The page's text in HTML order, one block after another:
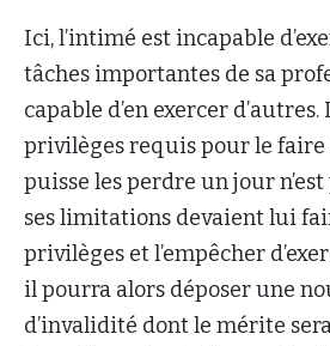
Ici, l’intimé est incapable
tâches importantes de sa
capable d’en exercer
privilèges requis pour le faire
puisse les perdre un jour
ses limitations devaient lui
privilèges et l’empêcher
il pourra alors déposer une
d’invalidité dont le mérite